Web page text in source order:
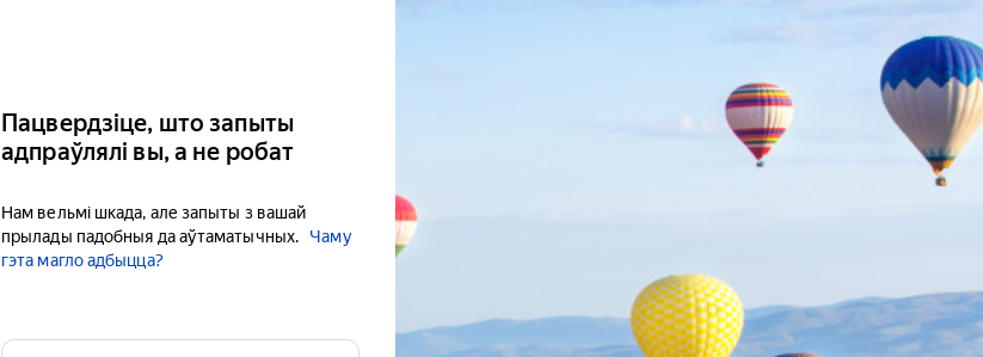
Пацвердзіце, што запыты
адпраўлялі вы, а не робат
Нам вельмі шкада, але запыты з вашай
прылады падобныя да аўтаматычных.
Чаму
гэта магло адбыцца?